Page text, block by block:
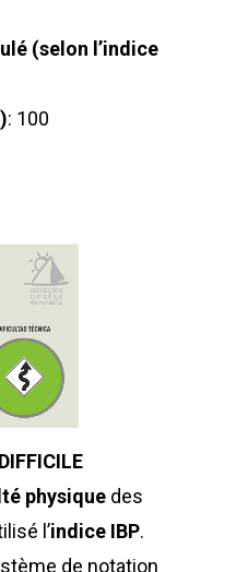
(selon l’indice
: 100
physique des
l’indice IBP.
de notation